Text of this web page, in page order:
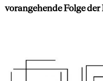
vorangehende Folge der